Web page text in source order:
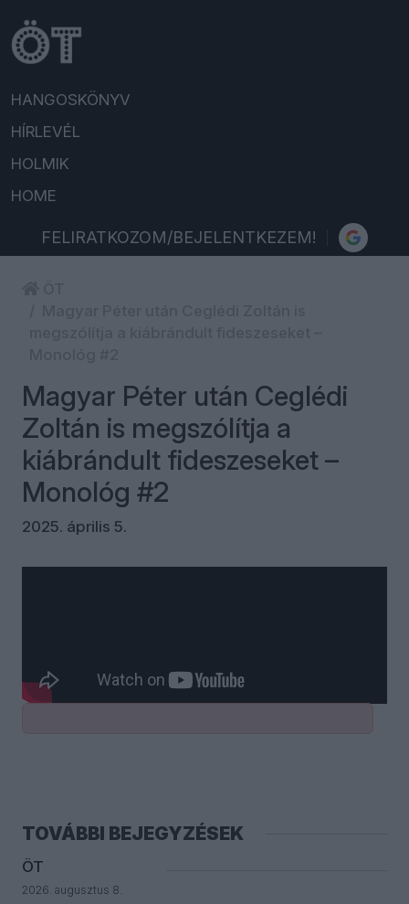
HANGOSKÖNYV
HÍRLEVÉL
HOLMIK
HOME
FELIRATKOZOM/BEJELENTKEZEM!
Magyar Péter után Ceglédi
Zoltán is megszólítja a
kiábrándult fideszeseket –
Monológ #2
2025. április 5.
Bejelentkezés
TOVÁBBI BEJEGYZÉSEK
ÖT
2026. augusztus 8.